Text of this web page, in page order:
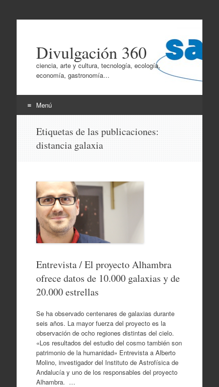
Divulgación 360
ciencia, arte y cultura, tecnología, ecología,
economía, gastronomía…
Menú
contenido
Etiquetas de las publicaciones:
distancia galaxia
Entrevista / El proyecto Alhambra
ofrece datos de 10.000 galaxias y de
20.000 estrellas
Se ha observado centenares de galaxias durante
seis años. La mayor fuerza del proyecto es la
observación de ocho regiones distintas del cielo.
«Los resultados del estudio del cosmo también son
patrimonio de la humanidad» Entrevista a Alberto
Molino, investigador del Instituto de Astrofísica de
Andalucía y uno de los responsables del proyecto
Alhambra. …